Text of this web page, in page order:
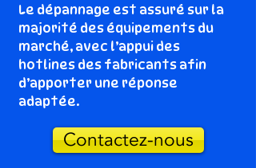
Le dépannage est assuré sur la
majorité des équipements du
marché, avec l’appui des
hotlines des fabricants afin
d’apporter une réponse
adaptée.
Contactez-nous